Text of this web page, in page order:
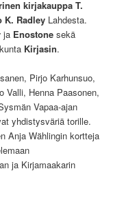
kirjakauppa T.
K. Radley Lahdesta.
ja Enostone sekä
Kirjasin.
Pirjo Karhunsuo,
Valli, Henna Paasonen,
Vapaa-ajan
yhdistysväriä torille.
Anja Wählingin kortteja
ja Kirjamaakarin